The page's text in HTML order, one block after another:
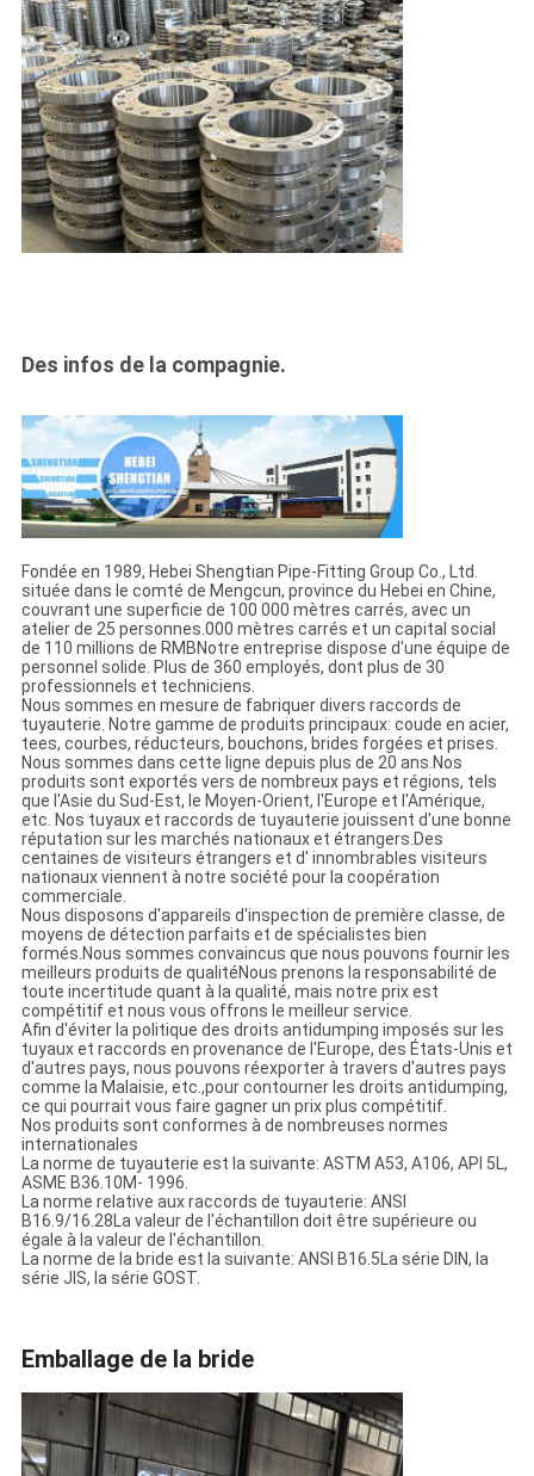
Des infos de la compagnie.
Fondée en 1989, Hebei Shengtian Pipe-Fitting Group Co., Ltd.
située dans le comté de Mengcun, province du Hebei en Chine,
couvrant une superficie de 100 000 mètres carrés, avec un
atelier de 25 personnes.000 mètres carrés et un capital social
de 110 millions de RMBNotre entreprise dispose d'une équipe de
personnel solide. Plus de 360 employés, dont plus de 30
professionnels et techniciens.
Nous sommes en mesure de fabriquer divers raccords de
tuyauterie. Notre gamme de produits principaux: coude en acier,
tees, courbes, réducteurs, bouchons, brides forgées et prises.
Nous sommes dans cette ligne depuis plus de 20 ans.Nos
produits sont exportés vers de nombreux pays et régions, tels
que l'Asie du Sud-Est, le Moyen-Orient, l'Europe et l'Amérique,
etc. Nos tuyaux et raccords de tuyauterie jouissent d'une bonne
réputation sur les marchés nationaux et étrangers.Des
centaines de visiteurs étrangers et d' innombrables visiteurs
nationaux viennent à notre société pour la coopération
commerciale.
Nous disposons d'appareils d'inspection de première classe, de
moyens de détection parfaits et de spécialistes bien
formés.Nous sommes convaincus que nous pouvons fournir les
meilleurs produits de qualitéNous prenons la responsabilité de
toute incertitude quant à la qualité, mais notre prix est
compétitif et nous vous offrons le meilleur service.
Afin d'éviter la politique des droits antidumping imposés sur les
tuyaux et raccords en provenance de l'Europe, des États-Unis et
d'autres pays, nous pouvons réexporter à travers d'autres pays
comme la Malaisie, etc.,pour contourner les droits antidumping,
ce qui pourrait vous faire gagner un prix plus compétitif.
Nos produits sont conformes à de nombreuses normes
internationales
La norme de tuyauterie est la suivante: ASTM A53, A106, API 5L,
ASME B36.10M- 1996.
La norme relative aux raccords de tuyauterie: ANSI
B16.9/16.28La valeur de l'échantillon doit être supérieure ou
égale à la valeur de l'échantillon.
La norme de la bride est la suivante: ANSI B16.5La série DIN, la
série JIS, la série GOST.
Emballage de la bride